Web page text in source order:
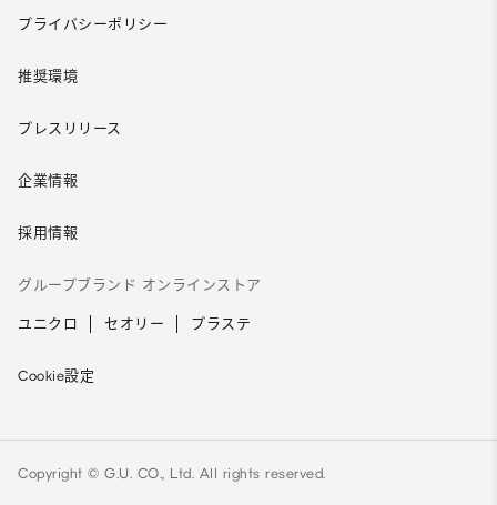
プライバシーポリシー
推奨環境
プレスリリース
企業情報
採用情報
グループブランド オンラインストア
ユニクロ セオリー プラステ
Cookie設定
Copyright © G.U. CO., Ltd. All rights reserved.